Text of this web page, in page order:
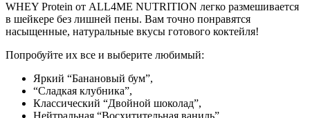
WHEY Protein от ALL4ME NUTRITION легко размешивается
в шейкере без лишней пены. Вам точно понравятся
насыщенные, натуральные вкусы готового коктейля!
Попробуйте их все и выберите любимый:
Яркий “Банановый бум”,
“Сладкая клубника”,
Классический “Двойной шоколад”,